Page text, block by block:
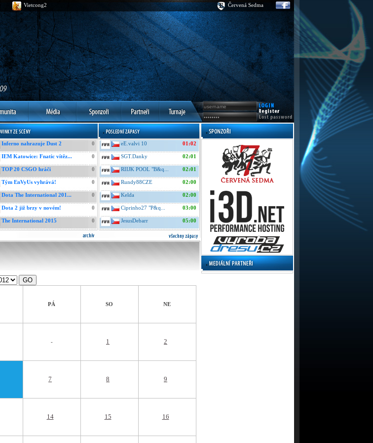
Vietcong2 Červená Sedma
Inferno nahrazuje Dust 2 0
IEM Katowice: Fnatic vítěz... 0
TOP 20 CSGO hráči 0
Tým EnVyUs vyhrává! 0
Dota The International 201... 0
Dota 2 již brzy v novém! 0
The International 2015 0
eE.valvi 10 01:02
SGT.Danky 02:01
RIIJK POOL "B&q... 02:01
Rundy88CZE 02:00
Kelda 02:00
Ciprinho27 "P&q... 03:00
JesusDebarr 05:00
PÁ SO NE
- 1 2
7 8 9
14 15 16